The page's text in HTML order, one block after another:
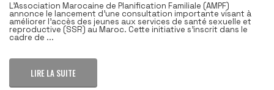
L'Association Marocaine de Planification Familiale (AMPF)
annonce le lancement d'une consultation importante visant à
améliorer l'accès des jeunes aux services de santé sexuelle et
reproductive (SSR) au Maroc. Cette initiative s'inscrit dans le
cadre de ...
LIRE LA SUITE